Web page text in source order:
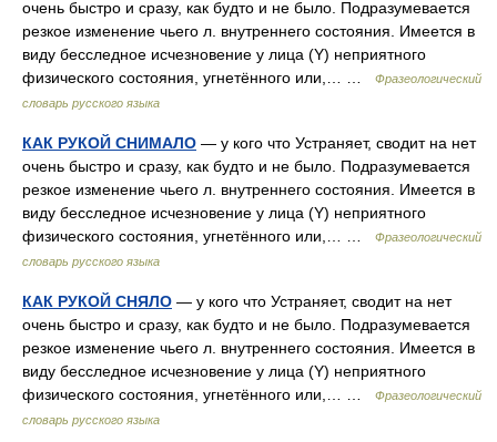
очень быстро и сразу, как будто и не было. Подразумевается
резкое изменение чьего л. внутреннего состояния. Имеется в
виду бесследное исчезновение у лица (Y) неприятного
физического состояния, угнетённого или,… …
Фразеологический
словарь русского языка
КАК РУКОЙ СНИМАЛО — у кого что Устраняет, сводит на нет
очень быстро и сразу, как будто и не было. Подразумевается
резкое изменение чьего л. внутреннего состояния. Имеется в
виду бесследное исчезновение у лица (Y) неприятного
физического состояния, угнетённого или,… …
Фразеологический
словарь русского языка
КАК РУКОЙ СНЯЛО — у кого что Устраняет, сводит на нет
очень быстро и сразу, как будто и не было. Подразумевается
резкое изменение чьего л. внутреннего состояния. Имеется в
виду бесследное исчезновение у лица (Y) неприятного
физического состояния, угнетённого или,… …
Фразеологический
словарь русского языка